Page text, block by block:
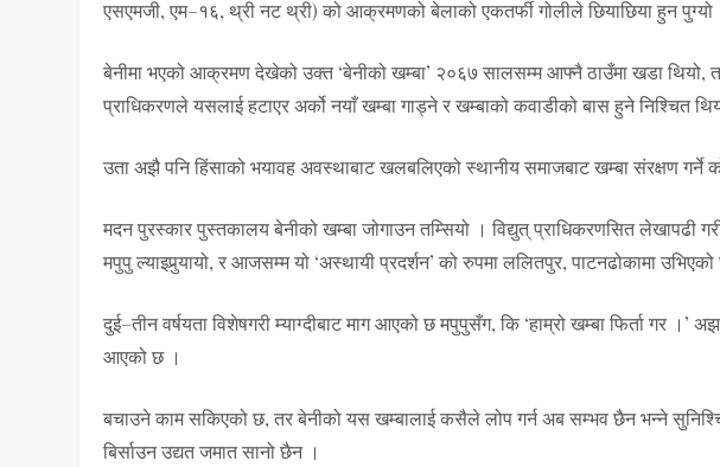
एसएमजी, एम–१६, थ्री नट थ्री) को आक्रमणको बेलाको एकतर्फी गोलीले छियाछिया हुन पुग्यो
बेनीमा भएको आक्रमण देखेको उक्त ‘बेनीको खम्बा’ २०६७ सालसम्म आफ्नै ठाउँमा खडा थियो,
प्राधिकरणले यसलाई हटाएर अर्को नयाँ खम्बा गाड्ने र खम्बाको कवाडीको बास हुने निश्चित
उता अझै पनि हिंसाको भयावह अवस्थाबाट खलबलिएको स्थानीय समाजबाट खम्बा संरक्षण गर्ने
मदन पुरस्कार पुस्तकालय बेनीको खम्बा जोगाउन तम्सियो । विद्युत् प्राधिकरणसित लेखापढी
मपुपु ल्याइपुर्‍यायो, र आजसम्म यो ‘अस्थायी प्रदर्शन’ को रुपमा ललितपुर, पाटनढोकामा
दुई–तीन वर्षयता विशेषगरी म्याग्दीबाट माग आएको छ मपुपुसँग, कि ‘हाम्रो खम्बा फिर्ता गर
आएको छ ।
बचाउने काम सकिएको छ, तर बेनीको यस खम्बालाई कसैले लोप गर्न अब सम्भव छैन भन्ने
बिर्साउन उद्यत जमात सानो छैन ।